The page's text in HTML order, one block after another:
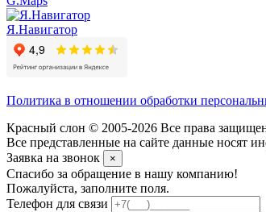
Я.Навигатор
Политика в отношении обработки
Красный слон © 2005-2026 Все права
Все представленные на сайте данные носят
Заявка на звонок
×
Спасибо за обращение в нашу компанию!
Пожалуйста, заполните поля.
Телефон для связи